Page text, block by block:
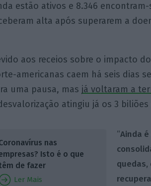
estão ativos e 8.346
alta após superarem a
aos receios sobre o impacto
americanas caem há seis dias
uma pausa, mas já voltaram a
atingiu já os 3
nas
Isto é o que
de fazer
Ler Mais
“Ainda
quedas,